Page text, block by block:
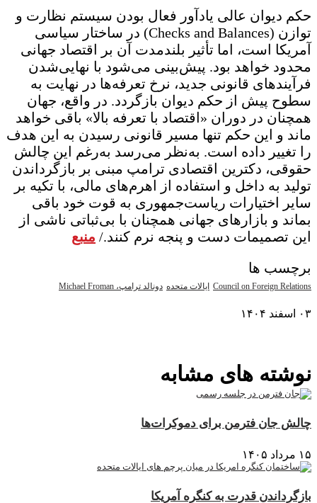
حکم دیوان عالی یادآور فعال بودن سیستم نظارت و
توازن (Checks and Balances) در ساختار سیاسی
آمریکا است، اما تأثیر بلندمدت آن بر اقتصاد جهانی
محدود خواهد بود. پیش‌بینی می‌شود با نهایی‌شدن
فرآیندهای قانونی جدید، نرخ تعرفه‌ها در نهایت به
سطوح پیش از حکم دیوان بازگردد. در واقع، جهان
همچنان در دوران «اقتصاد با تعرفه بالا» باقی خواهد
ماند و این حکم تنها مسیر قانونی رسیدن به این هدف
را تغییر داده است. به‌نظر می‌رسد به‌رغم این چالش
حقوقی، دکترین اقتصادی ترامپ مبنی بر بازگرداندن
تولید به داخل و استفاده از اهرم‌های مالی، با تکیه بر
سایر اختیارات ریاست‌جمهوری به قوت خود باقی
بماند و بازارهای جهانی همچنان با بی‌ثباتی ناشی از
این تصمیمات دست و پنجه نرم کنند./ منبع
برچسب ها
Council on Foreign Relations ایالات متحده دونالد ترامپ، Michael Froman
۰۳ اسفند ۱۴۰۴
نوشته های مشابه
چالش جان فترمن برای دموکرات‌ها
۱۵ مرداد ۱۴۰۵
بازگرداندن قدرت به کنگره آمریکا